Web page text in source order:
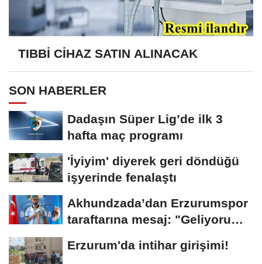
TIBBİ CİHAZ SATIN ALINACAK
SON HABERLER
Dadaşın Süper Lig’de ilk 3
hafta maç programı
'İyiyim' diyerek geri döndüğü
işyerinde fenalaştı
Akhundzada’dan Erzurumspor
taraftarına mesaj: "Geliyorum
Erzurum'da intihar girişimi!